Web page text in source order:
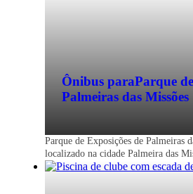
Ônibus paraParque
Palmeiras das Missões
Parque de Exposições de Palmeiras
localizado na cidade Palmeira das